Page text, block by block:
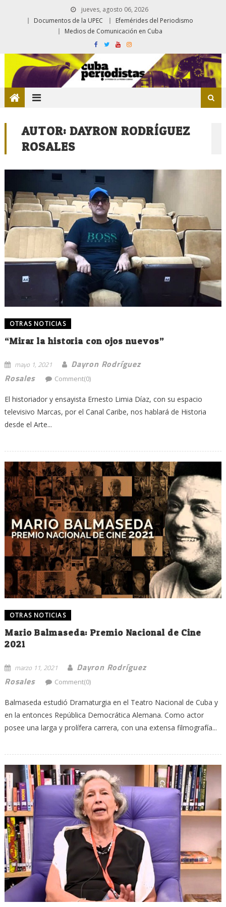
jueves, agosto 06, 2026
Documentos de la UPEC
Efemérides del Periodismo
Medios de Comunicación en Cuba
AUTOR:DAYRON RODRÍGUEZ
ROSALES
OTRAS NOTICIAS
“Mirar la historia con ojos nuevos”
mayo 1, 2021
Dayron Rodríguez
Rosales
Comment(0)
El historiador y ensayista Ernesto Limia Díaz, con su espacio
televisivo Marcas, por el Canal Caribe, nos hablará de Historia
desde el Arte...
OTRAS NOTICIAS
Mario Balmaseda: Premio Nacional de Cine
2021
marzo 11, 2021
Dayron Rodríguez
Rosales
Comment(0)
Balmaseda estudió Dramaturgia en el Teatro Nacional de Cuba y
en la entonces República Democrática Alemana. Como actor
posee una larga y prolífera carrera, con una extensa filmografía...